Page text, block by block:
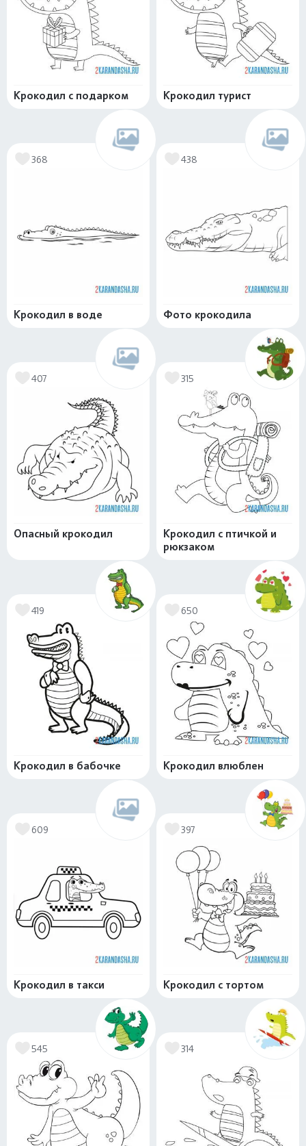
Крокодил с подарком Крокодил турист
368
Крокодил в воде
438
Фото крокодила
407
Опасный крокодил
315
Крокодил с птичкой и
рюкзаком
419
Крокодил в бабочке
650
Крокодил влюблен
609
Крокодил в такси
397
Крокодил с тортом
545 314